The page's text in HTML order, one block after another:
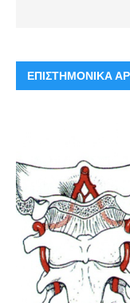
ΕΠΙΣΤΗΜΟΝΙΚΑ